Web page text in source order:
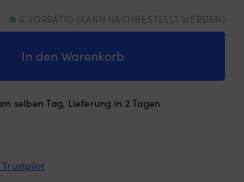
6 VORRÄTIG (KANN NACHBESTELLT WERDEN)
In den Warenkorb
selben Tag, Lieferung in 2 Tagen